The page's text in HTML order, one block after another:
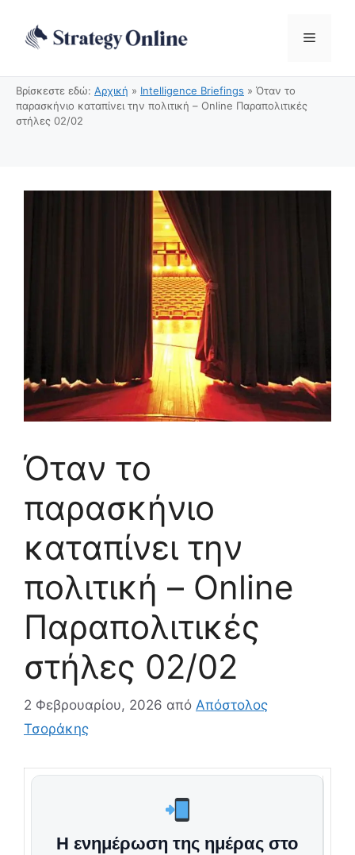
περιεχόμενο
Μενού
Βρίσκεστε εδώ: Αρχική » Intelligence Briefings » Όταν το
παρασκήνιο καταπίνει την πολιτική – Online Παραπολιτικές
στήλες 02/02
Όταν το
παρασκήνιο
καταπίνει την
πολιτική – Online
Παραπολιτικές
στήλες 02/02
2 Φεβρουαρίου, 2026 από Απόστολος
Τσοράκης
Η ενημέρωση της ημέρας στο